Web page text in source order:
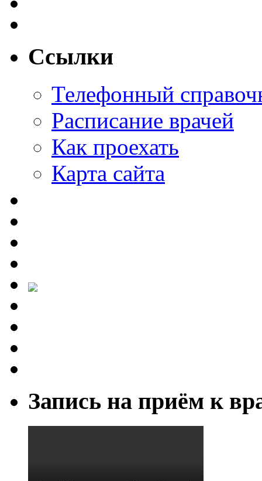
Ссылки
Телефонный
Расписание врачей
Как проехать
Карта сайта
Запись на приём к